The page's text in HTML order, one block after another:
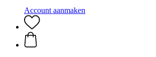
Account aanmaken